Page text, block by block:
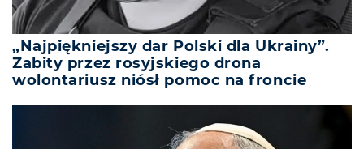
„Najpiękniejszy dar Polski dla Ukrainy”.
Zabity przez rosyjskiego drona
wolontariusz niósł pomoc na froncie